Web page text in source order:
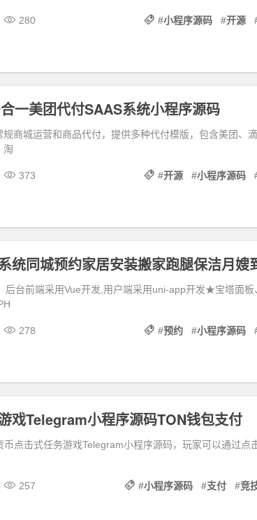
280 #小程序源码 #开源
一美团代付SAAS系统小程序源码
商城运营和商品代付，提供多种代付模版，包含美团、
淘
373 #开源 #小程序源码
台前端采用Vue开发,用户端采用uni-app开发★宝塔面板
278 #预约 #小程序源码
戏Telegram小程序源码TON钱包支付
点击式任务游戏Telegram小程序源码，玩家可以通过点
257 #小程序源码 #支付 #竞